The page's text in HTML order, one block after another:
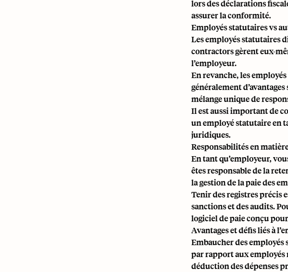
lors des déclarations
assurer la conformité.
Employés statutaires vs
Les employés statutaires
contractors gèrent eux-
l’employeur.
En revanche, les
généralement
mélange unique de
Il est aussi important de
un employé statutaire en
juridiques.
Responsabilités en
En tant qu’employeur,
êtes responsable de la
la gestion de la paie des
Tenir des registres précis
sanctions et des audits.
logiciel de paie conçu
Avantages et défis liés à
Embaucher des
par rapport aux
déduction des dépenses